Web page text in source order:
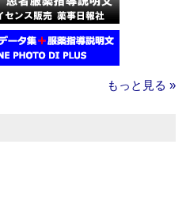
もっと見る »